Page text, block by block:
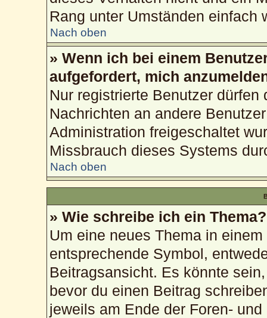
Rang unter Umständen einfach
Nach oben
» Wenn ich bei einem
aufgefordert, mich
Nur registrierte Benutzer
Nachrichten an andere
Administration freigeschaltet
Missbrauch dieses Systems
Nach oben
» Wie schreibe ich ein Thema?
Um eine neues Thema in
entsprechende Symbol,
Beitragsansicht. Es könnte
bevor du einen Beitrag
jeweils am Ende der Foren-